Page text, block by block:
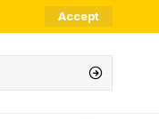
Accept